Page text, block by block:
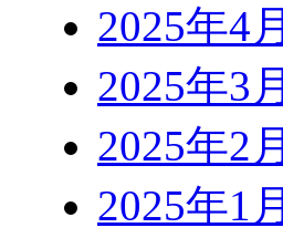
2025年4月
2025年3月
2025年2月
2025年1月